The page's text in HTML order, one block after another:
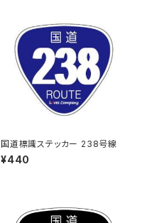
国道標識ステッカー 238号線
¥440